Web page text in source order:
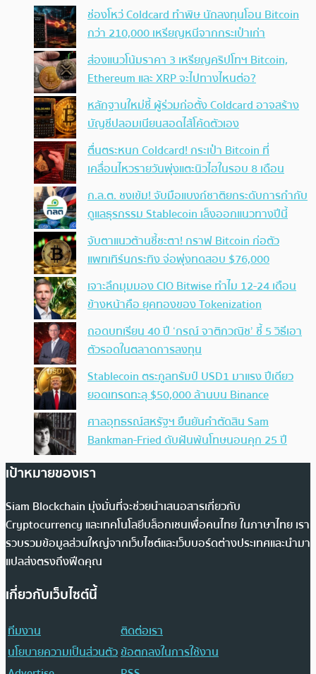
ช่องโหว่ Coldcard ทำพิษ นักลงทุนโอน Bitcoin
กว่า 210,000 เหรียญหนีจากกระเป๋าเก่า
ส่องแนวโน้มราคา 3 เหรียญคริปโทฯ Bitcoin,
Ethereum และ XRP จะไปทางไหนต่อ?
หลักฐานใหม่ชี้ ผู้ร่วมก่อตั้ง Coldcard อาจสร้าง
บัญชีปลอมเนียนสอดไส้โค้ดตัวเอง
ตื่นตระหนก Coldcard! กระเป๋า Bitcoin ที่
เคลื่อนไหวรายวันพุ่งแตะนิวไฮในรอบ 8 เดือน
ก.ล.ต. ชงเข้ม! จับมือแบงก์ชาติยกระดับการกำกับ
ดูแลธุรกรรม Stablecoin เล็งออกแนวทางปีนี้
จับตาแนวต้านชี้ชะตา! กราฟ Bitcoin ก่อตัว
แพทเทิร์นกระทิง จ่อพุ่งทดสอบ $76,000
เจาะลึกมุมมอง CIO Bitwise ทำไม 12-24 เดือน
ข้างหน้าคือ ยุคทองของ Tokenization
ถอดบทเรียน 40 ปี ‘กรณ์ จาติกวณิช’ ชี้ 5 วิธีเอา
ตัวรอดในตลาดการลงทุน
Stablecoin ตระกูลทรัมป์ USD1 มาแรง ปีเดียว
ยอดเทรดทะลุ $50,000 ล้านบน Binance
ศาลอุทธรณ์สหรัฐฯ ยืนยันคำตัดสิน Sam
Bankman-Fried ดับฝันพ้นโทษนอนคุก 25 ปี
เป้าหมายของเรา
Siam Blockchain มุ่งมั่นที่จะช่วยนำเสนอสารเกี่ยวกับ
Cryptocurrency และเทคโนโลยีบล็อกเชนเพื่อคนไทย ในภาษาไทย เรา
รวบรวมข้อมูลส่วนใหญ่จากเว็บไซต์และเว็บบอร์ดต่างประเทศและนำมา
แปลส่งตรงถึงฟีดคุณ
เกี่ยวกับเว็บไซต์นี้
ทีมงาน
ติดต่อเรา
นโยบายความเป็นส่วนตัวข้อตกลงในการใช้งาน